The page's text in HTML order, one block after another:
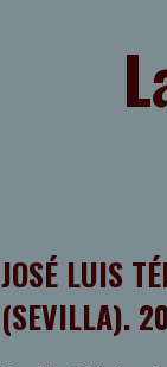
JOSÉ LUIS
(SEVILLA).